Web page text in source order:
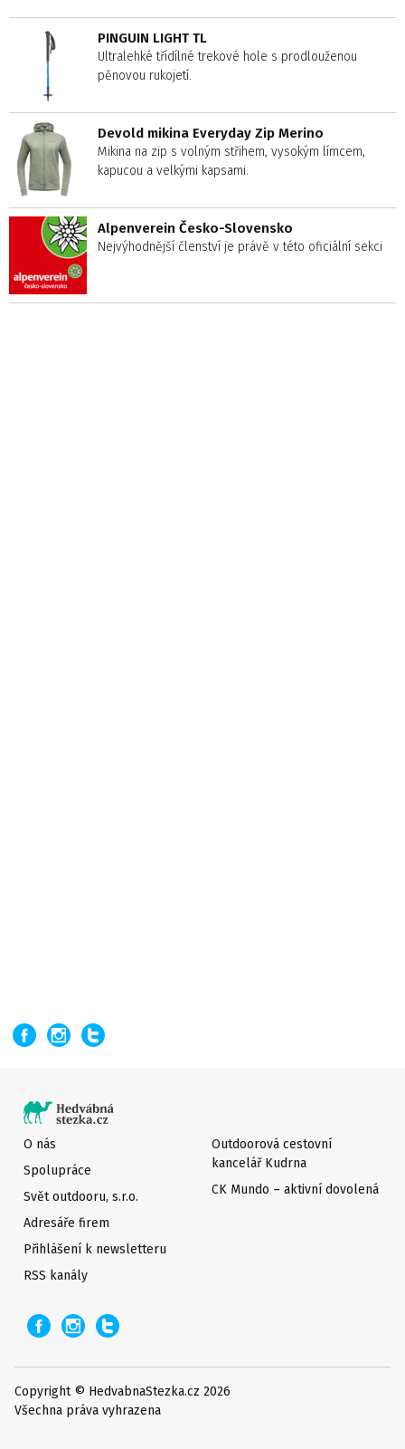
PINGUIN LIGHT TL
Ultralehké třídílné trekové hole s prodlouženou
pěnovou rukojetí.
Devold mikina Everyday Zip Merino
Mikina na zip s volným střihem, vysokým límcem,
kapucou a velkými kapsami.
Alpenverein Česko-Slovensko
Nejvýhodnější členství je právě v této oficiální sekci
O nás
Spolupráce
Svět outdooru, s.r.o.
Adresáře firem
Přihlášení k newsletteru
Outdoorová cestovní
kancelář Kudrna
CK Mundo – aktivní dovolená
RSS kanály
Copyright © HedvabnaStezka.cz 2026
Všechna práva vyhrazena